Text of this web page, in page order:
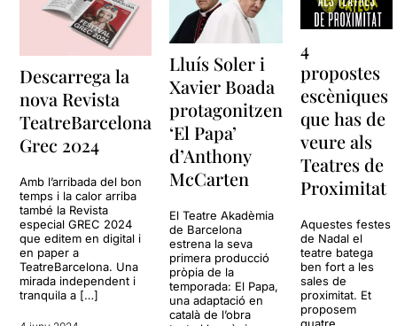
Descarrega la
nova Revista
TeatreBarcelona
Grec 2024
Amb l’arribada del bon
temps i la calor arriba
també la Revista
especial GREC 2024
que editem en digital i
en paper a
TeatreBarcelona. Una
mirada independent i
tranquila a […]
Lluís Soler i
Xavier Boada
protagonitzen
‘El Papa’
d’Anthony
McCarten
El Teatre Akadèmia
de Barcelona
estrena la seva
primera producció
pròpia de la
temporada: El Papa,
una adaptació en
català de l’obra
4
propostes
escèniques
que has de
veure als
Teatres de
Proximitat
Aquestes festes
de Nadal el
teatre batega
ben fort a les
sales de
proximitat. Et
proposem
quatre